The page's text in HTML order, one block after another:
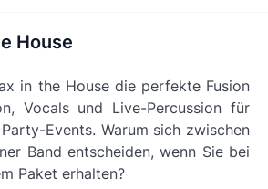
House
in the House die perfekte Fusion
Vocals und Live-Percussion für
Events. Warum sich zwischen
Band entscheiden, wenn Sie bei
Paket erhalten?